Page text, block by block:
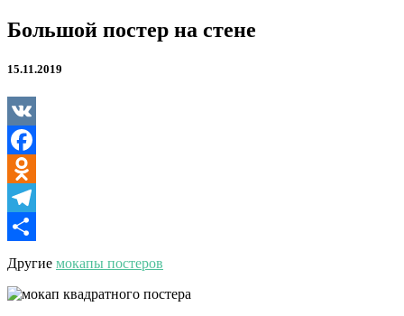
Большой
постер
стене
Большой постер на стене
15.11.2019
VK
Facebook
Odnoklassniki
Telegram
Отправить
Другие мокапы постеров